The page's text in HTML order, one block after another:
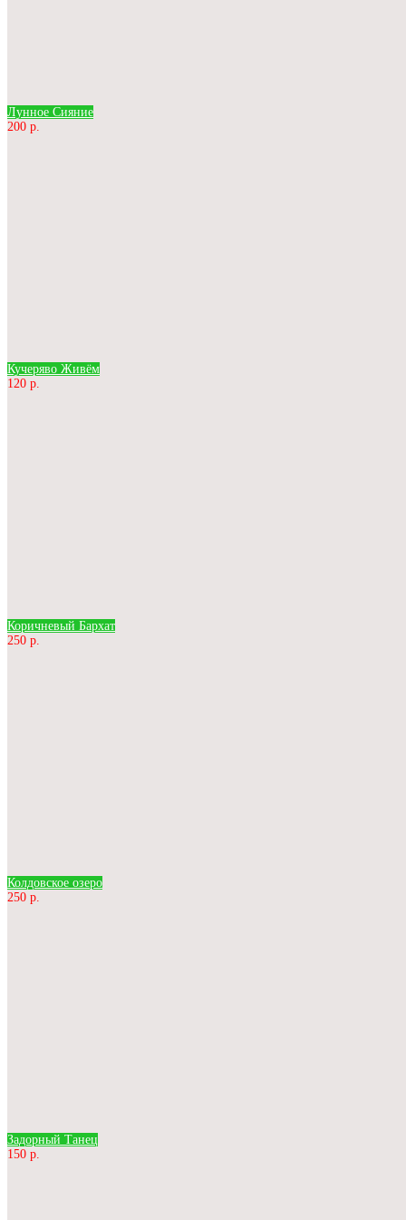
Лунное Сияние
200 р.
Кучеряво Живём
120 р.
Коричневый Бархат
250 р.
Колдовское озеро
250 р.
Задорный Танец
150 р.